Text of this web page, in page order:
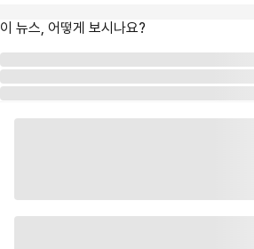
이 뉴스, 어떻게 보시나요?